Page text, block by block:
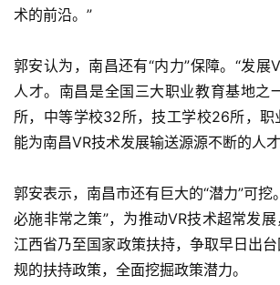
单
游
戏
休
戏
2
0
术的前沿。”
郭安认为，南昌还有“内力”保障。“发展
人才。南昌是全国三大职业教育基地之
所，中等学校32所，技工学校26所，职
能为南昌VR技术发展输送源源不断的人才
郭安表示，南昌市还有巨大的“潜力”可挖
必施非常之策”，为推动VR技术超常发
江西省乃至国家政策扶持，争取早日出
规的扶持政策，全面挖掘政策潜力。